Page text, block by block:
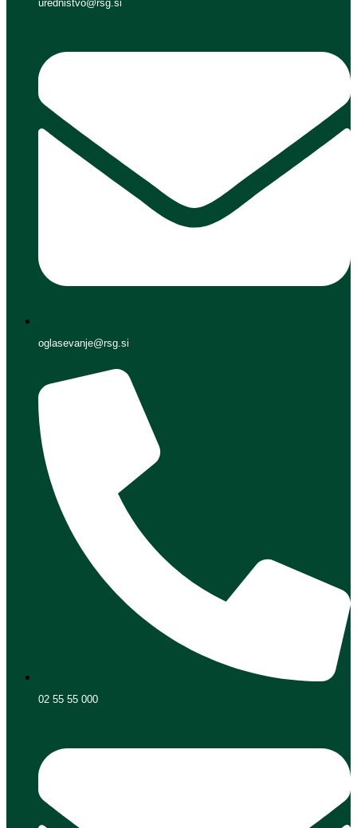
urednistvo@rsg.si
oglasevanje@rsg.si
02 55 55 000